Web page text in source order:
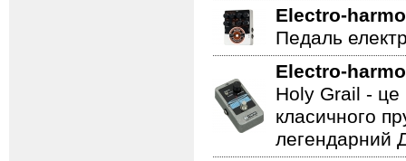
Electro-
Педаль
Electro-
Holy Grail - це
класичного
легендарний